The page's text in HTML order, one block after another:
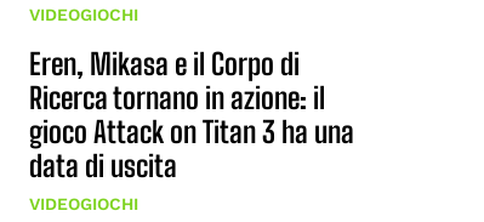
VIDEOGIOCHI
Eren, Mikasa e il Corpo di
Ricerca tornano in azione: il
gioco Attack on Titan 3 ha una
data di uscita
VIDEOGIOCHI